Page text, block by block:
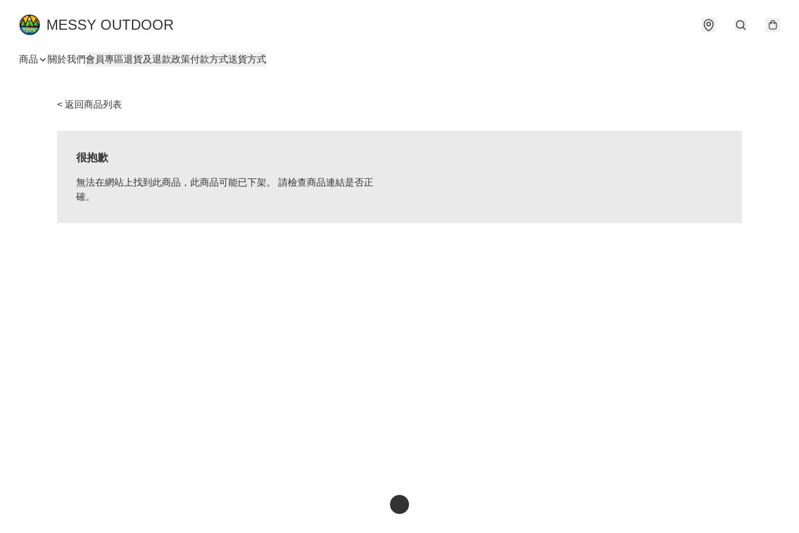
MESSY OUTDOOR
商品 關於我們會員專區退貨及退款政策付款方式送貨方式
< 返回商品列表
很抱歉
無法在網站上找到此商品，此商品可能已下架。 請檢查商品連結是否正
確。